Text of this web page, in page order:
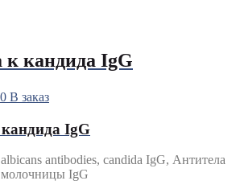
к кандида IgG
В заказ
IgG
antibodies, candida IgG, Антитела
молочницы IgG